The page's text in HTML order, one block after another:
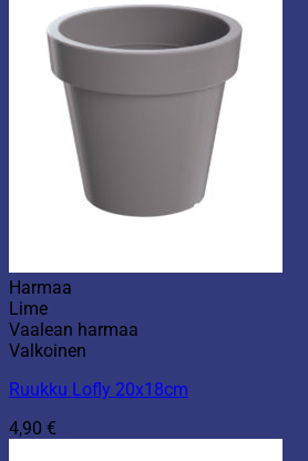
Harmaa
Lime
Vaalean harmaa
Valkoinen
Ruukku Lofly 20x18cm
4,90 €